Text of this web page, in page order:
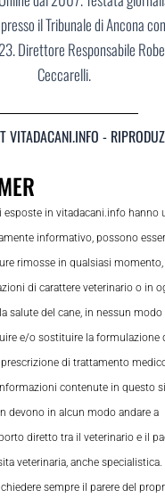
il Tribunale di Ancona
Direttore Responsabile
Ceccarelli.
-
esposte in vitadacani.info hanno
informativo, possono
rimosse in qualsiasi momento,
di carattere veterinario o in
salute del cane, in nessun modo
e/o sostituire la formulazione
di trattamento
contenute in questo
devono in alcun modo andare a
diretto tra il veterinario e il
veterinaria, anche specialistica.
sempre il parere del